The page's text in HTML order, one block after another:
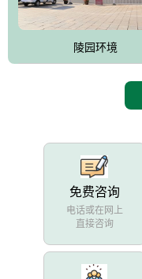
陵园环境
免费咨询
电话或在网上
直接咨询